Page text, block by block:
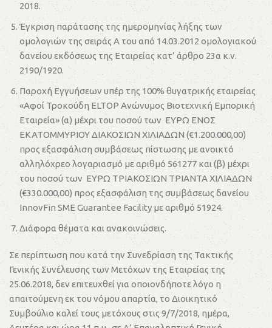
2018.
Έγκριση παράτασης της ημερομηνίας λήξης των
ομολογιών της σειράς Α του από 14.03.2012 ομολογιακού
δανείου εκδόσεως της Εταιρείας κατ’ άρθρο 23α κ.ν.
2190/1920.
Παροχή Εγγυήσεων υπέρ της 100% θυγατρικής εταιρείας
«Αφοί Τροκούδη ELTOP Ανώνυμος Βιοτεχνική Εμπορική
Εταιρεία» (α) μέχρι του ποσού των ΕΥΡΩ ΕΝΟΣ
ΕΚΑΤΟΜΜΥΡΙΟΥ ΔΙΑΚΟΣΙΩΝ ΧΙΛΙΑΔΩΝ (€1.200.000,00)
προς εξασφάλιση συμβάσεως πίστωσης με ανοικτό
αλληλόχρεο λογαριασμό με αριθμό 561277 και (β) μέχρι
του ποσού των ΕΥΡΩ ΤΡΙΑΚΟΣΙΩΝ ΤΡΙΑΝΤΑ ΧΙΛΙΑΔΩΝ
(€330.000,00) προς εξασφάλιση της συμβάσεως δανείου
InnovFin SME Guarantee Facility με αριθμό 51924.
Διάφορα θέματα και ανακοινώσεις.
Σε περίπτωση που κατά την Συνεδρίαση της Τακτικής
Γενικής Συνέλευσης των Μετόχων της Εταιρείας της
25.06.2018, δεν επιτευχθεί για οποιονδήποτε λόγο η
απαιτούμενη εκ του νόμου απαρτία, το Διοικητικό
Συμβούλιο καλεί τους μετόχους στις 9/7/2018, ημέρα,